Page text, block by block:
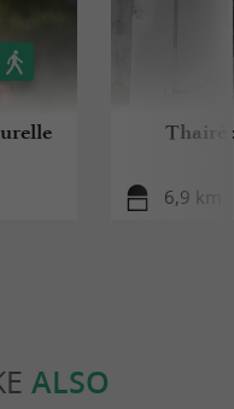
Thairé
6,9 km
ALSO